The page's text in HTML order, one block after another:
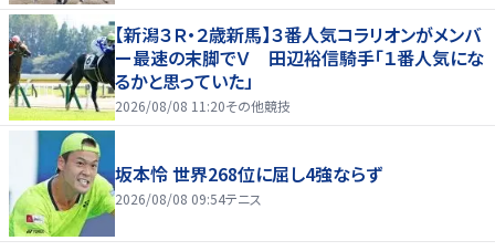
【新潟３Ｒ・２歳新馬】３番人気コラリオンがメンバ
ー最速の末脚でＶ 田辺裕信騎手「１番人気にな
るかと思っていた」
2026/08/08 11:20その他競技
坂本怜 世界268位に屈し4強ならず
2026/08/08 09:54テニス